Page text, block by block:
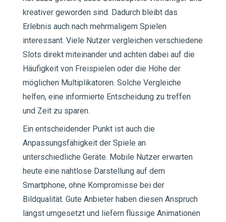
kreativer geworden sind. Dadurch bleibt das
Erlebnis auch nach mehrmaligem Spielen
interessant. Viele Nutzer vergleichen verschiedene
Slots direkt miteinander und achten dabei auf die
Häufigkeit von Freispielen oder die Höhe der
möglichen Multiplikatoren. Solche Vergleiche
helfen, eine informierte Entscheidung zu treffen
und Zeit zu sparen.
Ein entscheidender Punkt ist auch die
Anpassungsfähigkeit der Spiele an
unterschiedliche Geräte. Mobile Nutzer erwarten
heute eine nahtlose Darstellung auf dem
Smartphone, ohne Kompromisse bei der
Bildqualität. Gute Anbieter haben diesen Anspruch
längst umgesetzt und liefern flüssige Animationen